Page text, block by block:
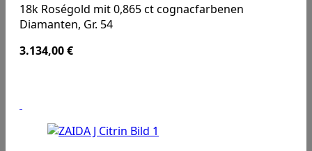
18k Roségold mit 0,865 ct cognacfarbenen
Diamanten, Gr. 54
3.134,00€